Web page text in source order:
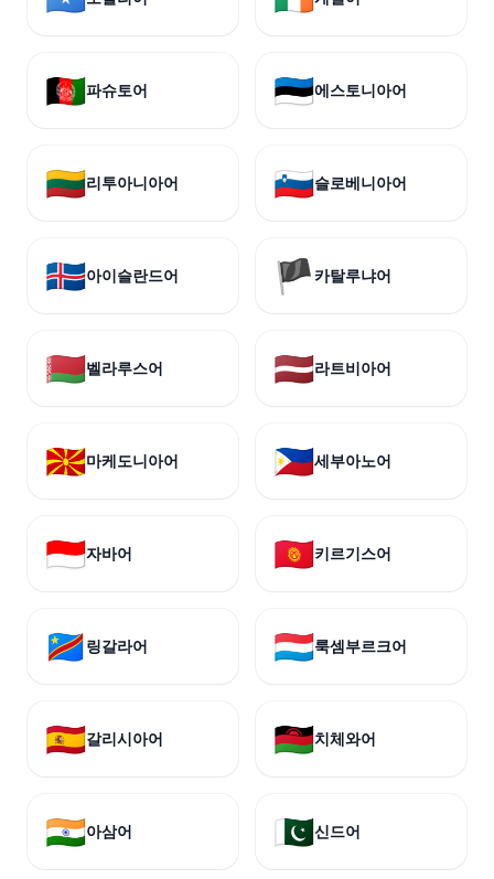
🇦🇫파슈토어 🇪🇪에스토니아어
🇱🇹리투아니아어 🇸🇮슬로베니아어
🇮🇸아이슬란드어 🏴 카탈루냐어
🇧🇾벨라루스어 🇱🇻라트비아어
🇲🇰마케도니아어 🇵🇭세부아노어
🇮🇩자바어 🇰🇬키르기스어
🇨🇩링갈라어 🇱🇺룩셈부르크어
🇪🇸갈리시아어 🇲🇼치체와어
🇮🇳아삼어 🇵🇰신드어